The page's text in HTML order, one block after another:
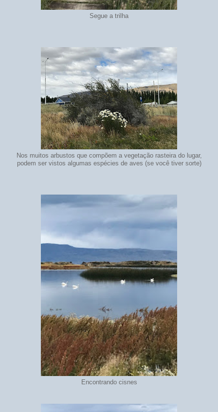
Segue a trilha
Nos muitos arbustos que compõem a vegetação rasteira do lugar,
podem ser vistos algumas espécies de aves (se você tiver sorte)
Encontrando cisnes